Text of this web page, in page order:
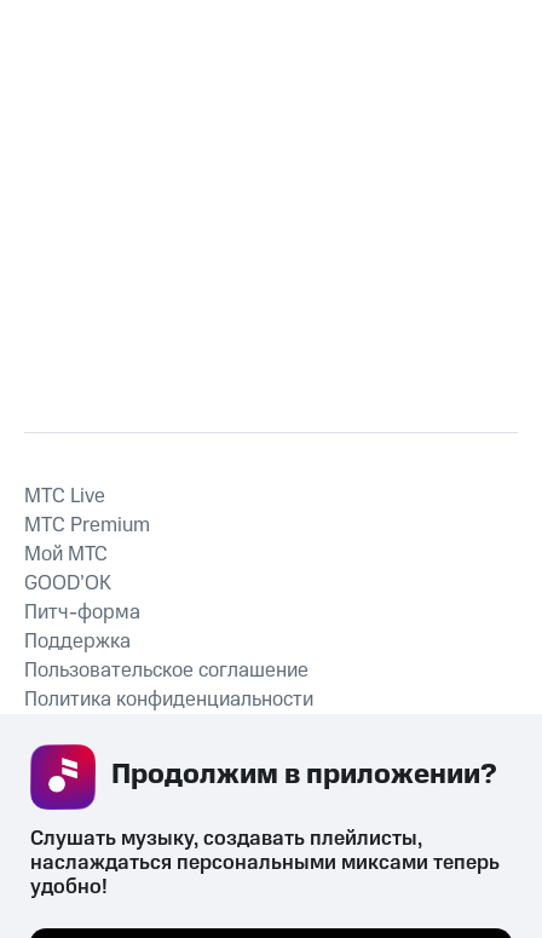
СКАЧАТЬ ПРИЛОЖЕНИЕ
MTС Live
MTС Premium
Мой МТС
GOOD’OK
Питч-форма
Поддержка
Пользовательское соглашение
Политика конфиденциальности
Слушать музыку, создавать плейлисты,
наслаждаться персональными миксами теперь
удобно!